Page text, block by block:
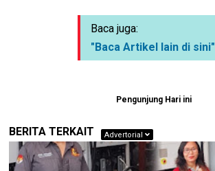
Baca juga:
"Baca Artikel lain di sini"
Pengunjung Hari ini
BERITA TERKAIT Advertorial